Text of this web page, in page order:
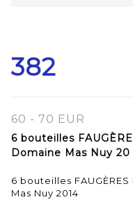
382
60 - 70 EUR
6 bouteilles
Domaine Mas Nuy
6 bouteilles
Mas Nuy 2014